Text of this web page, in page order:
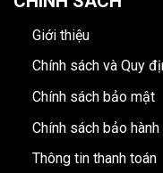
Giới thiệu
Chính sách và Quy
Chính sách bảo mật
Chính sách bảo hành
Thông tin thanh toán